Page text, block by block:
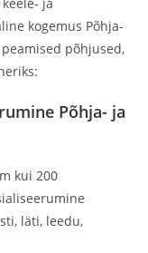
kogemus Põhja-
põhjused,
Põhja- ja
kui 200
läti, leedu,